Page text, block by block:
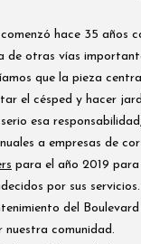
hace 35 años
de otras vías
que la pieza
el césped y hacer
esa
a empresas de
para el año 2019
por sus
del
nuestra comunidad.